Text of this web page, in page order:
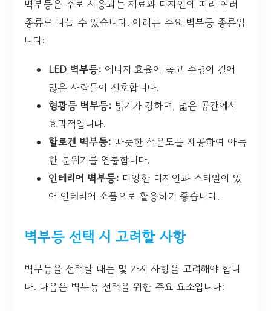
벽부등은 주로 사용되는 재료와 디자인에 따라 여러
종류로 나눌 수 있습니다. 아래는 주요 벽부등 종류입
니다:
LED 벽부등: 에너지 효율이 높고 수명이 길어
많은 사람들이 선호합니다.
형광등 벽부등: 밝기가 강하며, 넓은 공간에서
효과적입니다.
할로겐 벽부등: 따뜻한 색온도를 제공하여 아늑
한 분위기를 연출합니다.
인테리어 벽부등: 다양한 디자인과 스타일이 있
어 인테리어 소품으로 활용하기 좋습니다.
벽부등 선택 시 고려할 사항
벽부등을 선택할 때는 몇 가지 사항을 고려해야 합니
다. 다음은 벽부등 선택을 위한 주요 요소입니다: